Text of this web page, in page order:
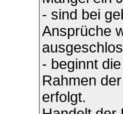
- sind bei
Ansprüche
- beginnt
Rahmen
erfolgt.